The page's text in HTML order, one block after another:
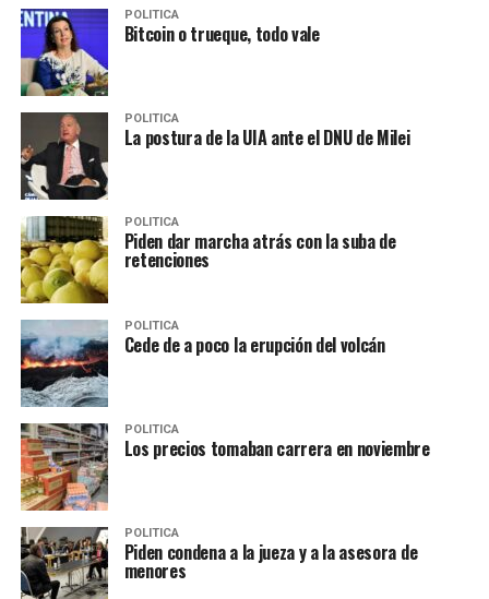
POLITICA
Bitcoin o trueque, todo vale
POLITICA
La postura de la UIA ante el DNU de Milei
POLITICA
Piden dar marcha atrás con la suba de
retenciones
POLITICA
Cede de a poco la erupción del volcán
POLITICA
Los precios tomaban carrera en noviembre
POLITICA
Piden condena a la jueza y a la asesora de
menores